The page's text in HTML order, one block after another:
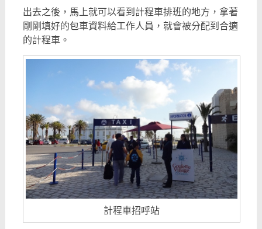
出去之後，馬上就可以看到計程車排班的地方，拿著
剛剛填好的包車資料給工作人員，就會被分配到合適
的計程車。
計程車招呼站